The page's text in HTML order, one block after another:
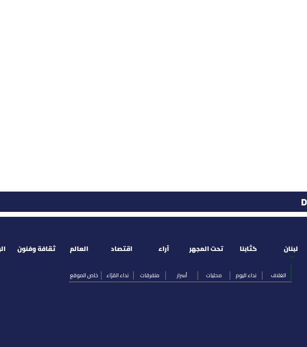
لبنان
الغلاف نداء اليوم محليات أسرار متفرقات نداء القرّاء خاص الموقع
كتّابنا تحت المجهر آراء اقتصاد العالم ثقافة وفنون